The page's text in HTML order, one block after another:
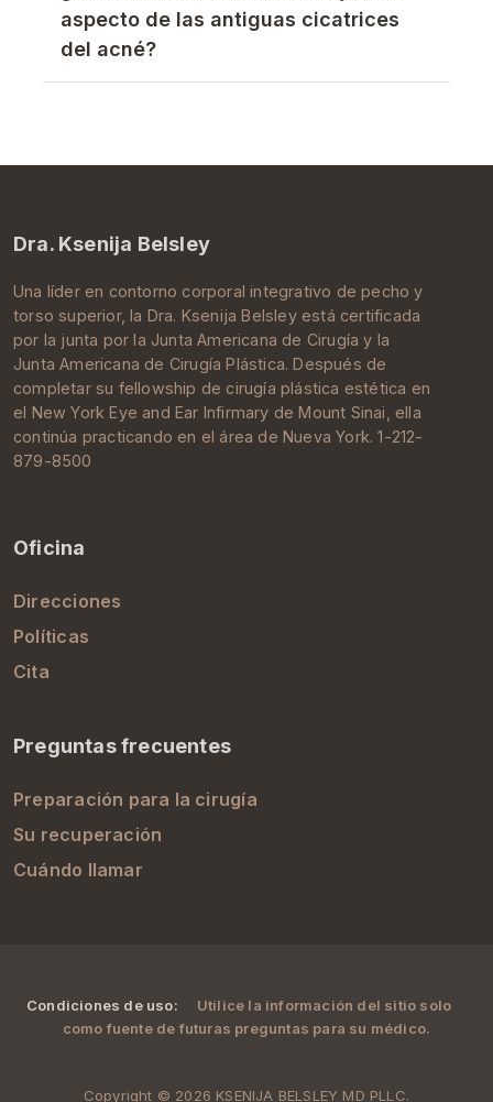
aspecto de las antiguas cicatrices
del acné?
Dra. Ksenija Belsley
Una líder en contorno corporal integrativo de pecho y
torso superior, la Dra. Ksenija Belsleyestá certificada
por la junta por la Junta Americana de Cirugía y la
Junta Americana de Cirugía Plástica. Después de
completar su fellowship de cirugía plástica estética en
el New York Eye and Ear Infirmary deMount Sinai , ella
continúa practicando en el área de Nueva York. 1-212-
879-8500
Oficina
Direcciones
Políticas
Cita
Preguntas frecuentes
Preparación para la cirugía
Su recuperación
Cuándo llamar
Condiciones de uso:
Utilice la información del sitio solo
como fuente de futuras preguntas para su médico.
Copyright © 2026 KSENIJA BELSLEY MD PLLC.